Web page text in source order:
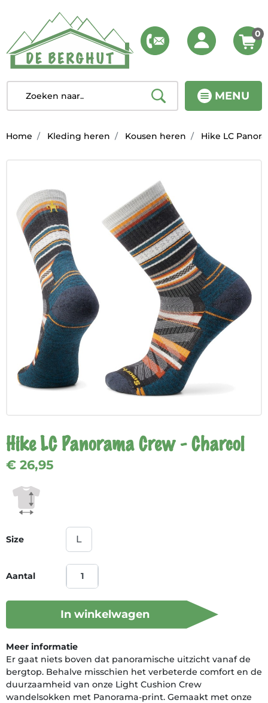
MENU
0
Home Kleding heren Kousen heren Hike LC
Hike LC Panorama Crew - Charcol
€ 26,95
Size
Aantal
In winkelwagen
Meer informatie
Er gaat niets boven dat panoramische uitzicht vanaf de
bergtop. Behalve misschien het verbeterde comfort en de
duurzaamheid van onze Light Cushion Crew
wandelsokken met Panorama-print. Gemaakt met onze